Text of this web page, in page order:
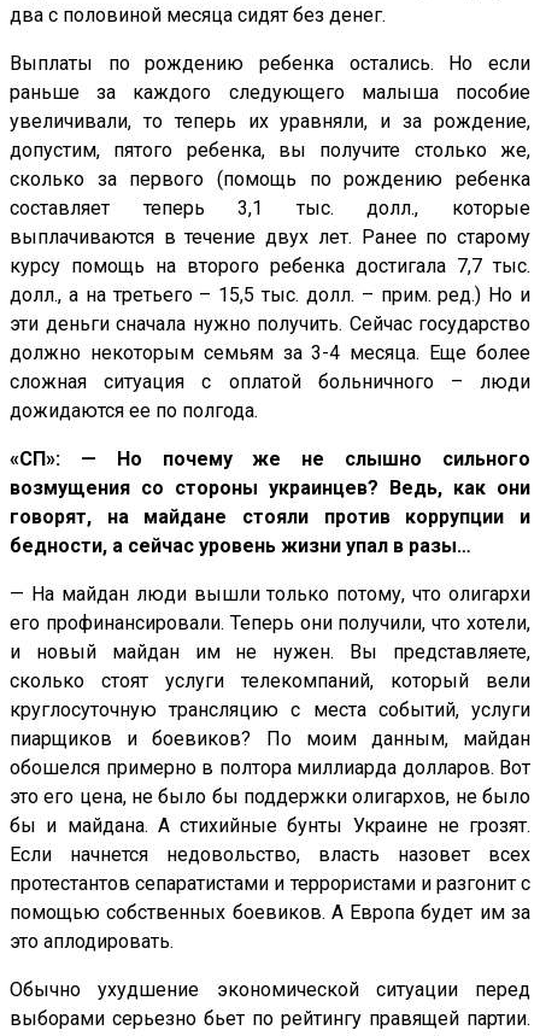
два с половиной месяца сидят без денег.
Выплаты по рождению ребенка остались. Но если
раньше за каждого следующего малыша пособие
увеличивали, то теперь их уравняли, и за рождение,
допустим, пятого ребенка, вы получите столько же,
сколько за первого (помощь по рождению ребенка
составляет теперь 3,1 тыс. долл., которые
выплачиваются в течение двух лет. Ранее по старому
курсу помощь на второго ребенка достигала 7,7 тыс.
долл., а на третьего – 15,5 тыс. долл. – прим. ред.) Но и
эти деньги сначала нужно получить. Сейчас государство
должно некоторым семьям за 3-4 месяца. Еще более
сложная ситуация с оплатой больничного – люди
дожидаются ее по полгода.
«СП»: — Но почему же не слышно сильного
возмущения со стороны украинцев? Ведь, как они
говорят, на майдане стояли против коррупции и
бедности, а сейчас уровень жизни упал в разы…
— На майдан люди вышли только потому, что олигархи
его профинансировали. Теперь они получили, что хотели,
и новый майдан им не нужен. Вы представляете,
сколько стоят услуги телекомпаний, который вели
круглосуточную трансляцию с места событий, услуги
пиарщиков и боевиков? По моим данным, майдан
обошелся примерно в полтора миллиарда долларов. Вот
это его цена, не было бы поддержки олигархов, не было
бы и майдана. А стихийные бунты Украине не грозят.
Если начнется недовольство, власть назовет всех
протестантов сепаратистами и террористами и разгонит с
помощью собственных боевиков. А Европа будет им за
это аплодировать.
Обычно ухудшение экономической ситуации перед
выборами серьезно бьет по рейтингу правящей партии.